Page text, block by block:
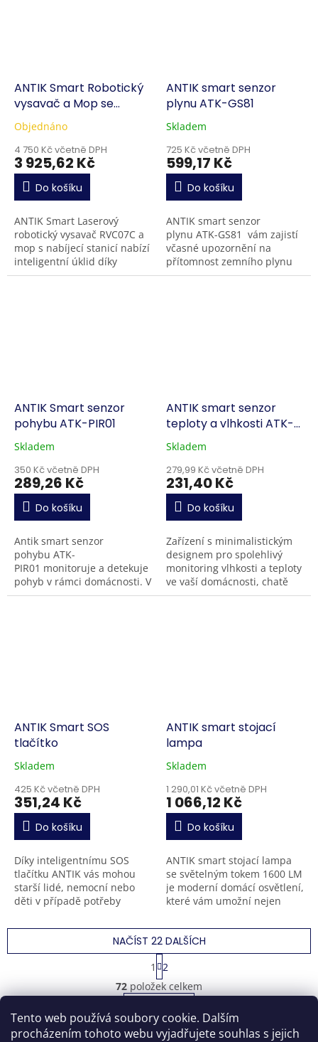
Tento web používá soubory cookie. Dalším
procházením tohoto webu vyjadřujete souhlas s jejich
ANTIK Smart Robotický
vysavač a Mop se
zásobníkem RVC07C
Objednáno
4 750 Kč včetně DPH
3 925,62 Kč
Do košíku
ANTIK Smart Laserový
robotický vysavač RVC07C a
mop s nabíjecí stanicí nabízí
inteligentní úklid díky
přesné laserové navigaci
ANTIK smart senzor
plynu ATK-GS81
Skladem
725 Kč včetně DPH
599,17 Kč
Do košíku
ANTIK smart senzor
plynu ATK-GS81 vám zajistí
včasné upozornění na
přítomnost zemního plynu
ve vašem monitorovaném
ANTIK Smart senzor
pohybu ATK-PIR01
Skladem
350 Kč včetně DPH
289,26 Kč
Do košíku
Antik smart senzor
pohybu ATK-
PIR01 monitoruje a detekuje
pohyb v rámci domácnosti. V
případě neoprávněného
ANTIK smart senzor
teploty a vlhkosti ATK-
THS02
Skladem
279,99 Kč včetně DPH
231,40 Kč
Do košíku
Zařízení s minimalistickým
designem pro spolehlivý
monitoring vlhkosti a teploty
ve vaší domácnosti, chatě
nebo firmě. Aktuální i
ANTIK Smart SOS
tlačítko
Skladem
425 Kč včetně DPH
351,24 Kč
Do košíku
Díky inteligentnímu SOS
tlačítku ANTIK vás mohou
starší lidé, nemocní nebo
děti v případě potřeby
Toto tlačítko slouží k
pohotovému kontaktu
nebo...
ANTIK smart stojací
lampa
Skladem
1 290,01 Kč včetně DPH
1 066,12 Kč
Do košíku
ANTIK smart stojací lampa
se světelným tokem 1600 LM
je moderní domácí osvětlení,
které vám umožní nejen
pomocí mobilního telefonu,
ale také jednoduše...
O
v
á
d
NAČÍST 22 DALŠÍCH
S
t
r
á
k
o
1
2
72 položek celkem